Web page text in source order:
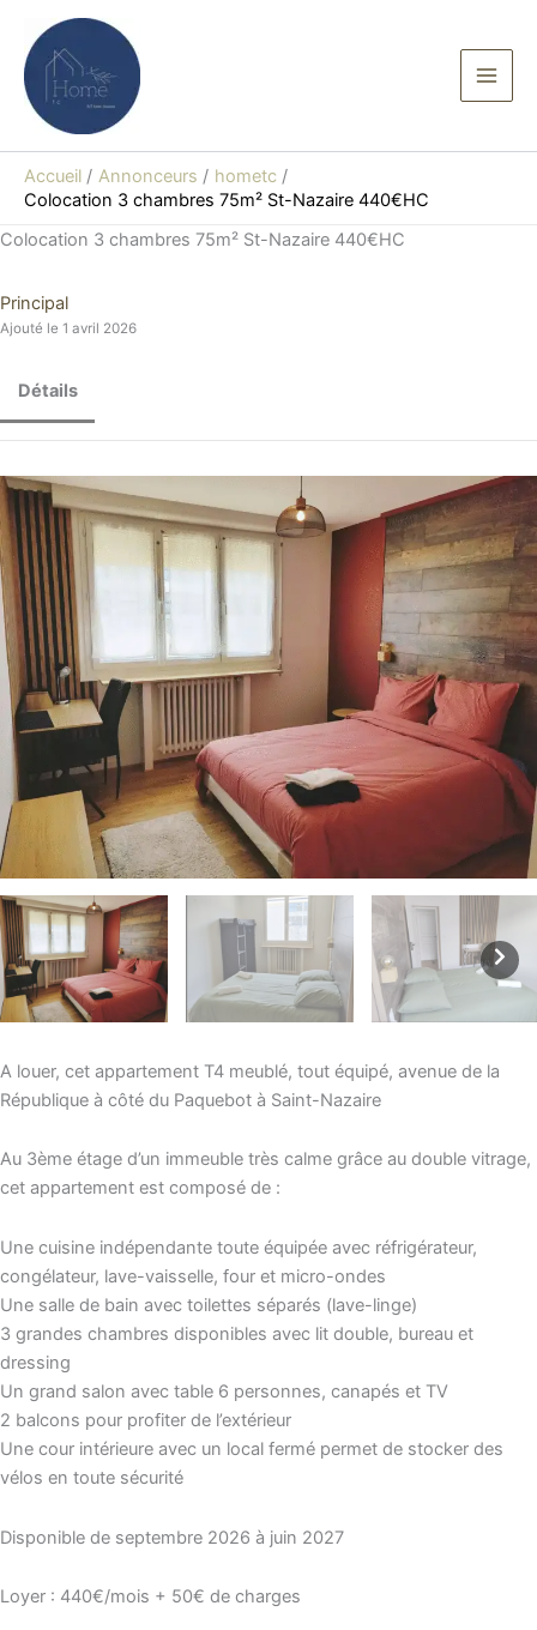
contenu
Accueil Annonceurs
hometc
Colocation 3 chambres 75m² St-Nazaire 440€HC
Colocation 3 chambres 75m² St-Nazaire 440€HC
Principal
Ajouté le 1 avril 2026
Détails
A louer, cet appartement T4 meublé, tout équipé, avenue de la
République à côté du Paquebot à Saint-Nazaire
Au 3ème étage d’un immeuble très calme grâce au double vitrage,
cet appartement est composé de :
Une cuisine indépendante toute équipée avec réfrigérateur,
congélateur, lave-vaisselle, four et micro-ondes
Une salle de bain avec toilettes séparés (lave-linge)
3 grandes chambres disponibles avec lit double, bureau et
dressing
Un grand salon avec table 6 personnes, canapés et TV
2 balcons pour profiter de l’extérieur
Une cour intérieure avec un local fermé permet de stocker des
vélos en toute sécurité
Disponible de septembre 2026 à juin 2027
Loyer : 440€/mois + 50€ de charges